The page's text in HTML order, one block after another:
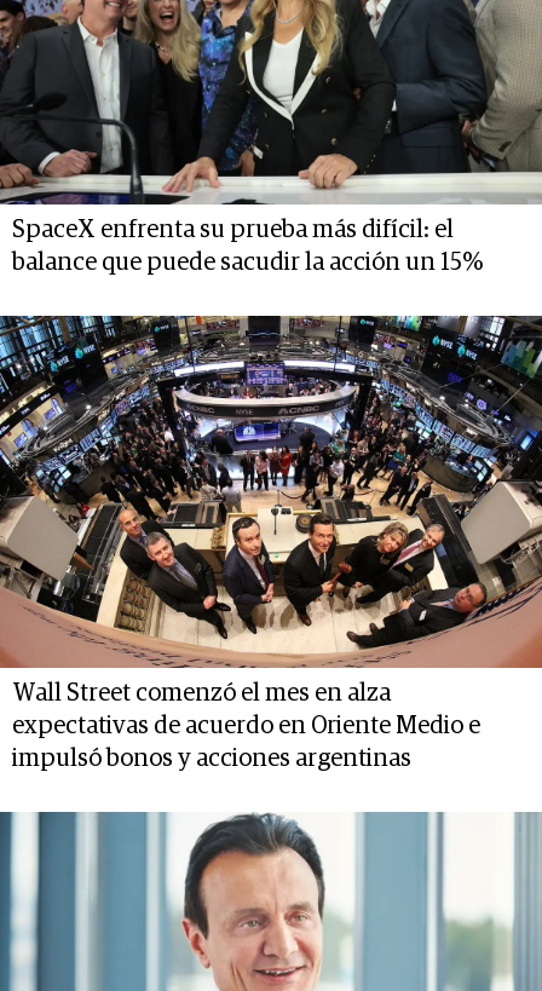
SpaceX enfrenta su prueba más difícil: el
balance que puede sacudir la acción un 15%
Wall Street comenzó el mes en alza
expectativas de acuerdo en Oriente Medio e
impulsó bonos y acciones argentinas